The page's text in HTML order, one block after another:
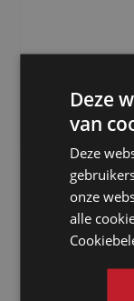
Deze
van
Deze
onze
alle